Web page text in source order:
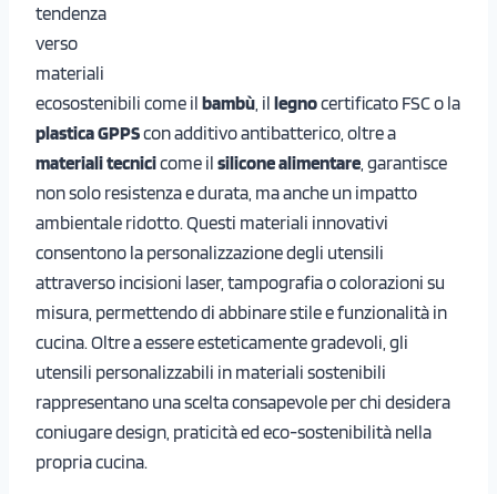
tendenza
verso
materiali
ecosostenibili come il bambù , il legnocertificato FSC o la
plastica GPPScon additivo antibatterico, oltre a
materiali tecnicicome il silicone alimentare , garantisce
non solo resistenza e durata, ma anche un impatto
ambientale ridotto. Questi materiali innovativi
consentono la personalizzazione degli utensili
attraverso incisioni laser, tampografia o colorazioni su
misura, permettendo di abbinare stile e funzionalità in
cucina. Oltre a essere esteticamente gradevoli, gli
utensili personalizzabili in materiali sostenibili
rappresentano una scelta consapevole per chi desidera
coniugare design, praticità ed eco-sostenibilità nella
propria cucina.